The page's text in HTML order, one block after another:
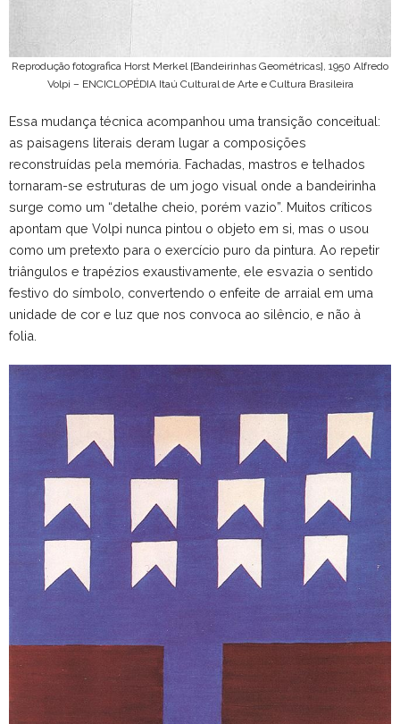
Reprodução fotografica Horst Merkel [Bandeirinhas Geométricas], 1950 Alfredo
Volpi – ENCICLOPÉDIA Itaú Cultural de Arte e Cultura Brasileira
Essa mudança técnica acompanhou uma transição conceitual:
as paisagens literais deram lugar a composições
reconstruídas pela memória. Fachadas, mastros e telhados
tornaram-se estruturas de um jogo visual onde a bandeirinha
surge como um “detalhe cheio, porém vazio”. Muitos críticos
apontam que Volpi nunca pintou o objeto em si, mas o usou
como um pretexto para o exercício puro da pintura. Ao repetir
triângulos e trapézios exaustivamente, ele esvazia o sentido
festivo do símbolo, convertendo o enfeite de arraial em uma
unidade de cor e luz que nos convoca ao silêncio, e não à
folia.